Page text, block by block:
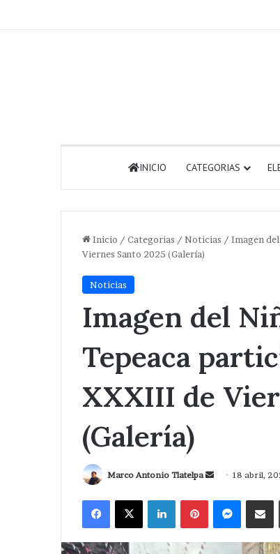
INICIO CATEGORIAS
Inicio / Categorias / Noticias / Imagen
Viernes Santo 2025 (Galería)
Noticias
Imagen del
Tepeaca
XXXIII de
(Galería)
Marco Antonio Tlatelpa
Send
email
18 abril,
Facebook
X LinkedInPinterest